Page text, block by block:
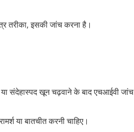
तरीका, इसकी जांच करना है।
संदेहास्पद खून चढ़वाने के बाद एचआईवी जांच
या बातचीत करनी चाहिए।